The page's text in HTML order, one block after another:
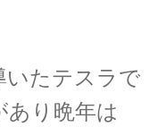
歳で夭折した天
いたテスラで
あり晩年は